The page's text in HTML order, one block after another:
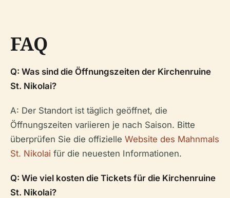
FAQ
Q: Was sind die Öffnungszeiten der Kirchenruine
St. Nikolai?
A: Der Standort ist täglich geöffnet, die
Öffnungszeiten variieren je nach Saison. Bitte
überprüfen Sie die offizielle Website des Mahnmals
St. Nikolai für die neuesten Informationen.
Q: Wie viel kosten die Tickets für die Kirchenruine
St. Nikolai?